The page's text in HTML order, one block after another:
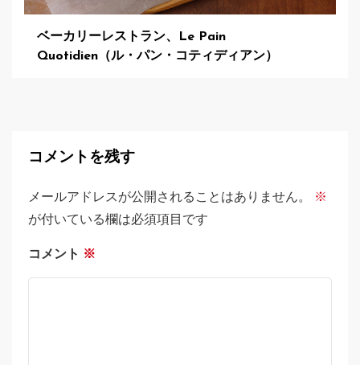
ベーカリーレストラン、Le Pain
Quotidien（ル・パン・コティディアン）
コメントを残す
メールアドレスが公開されることはありません。
※
が付いている欄は必須項目です
コメント ※